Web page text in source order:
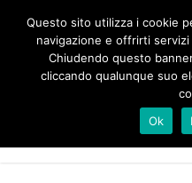
Questo sito utilizza i cookie
navigazione e offrirti
Chiudendo questo
cliccando qualunque suo
Ok